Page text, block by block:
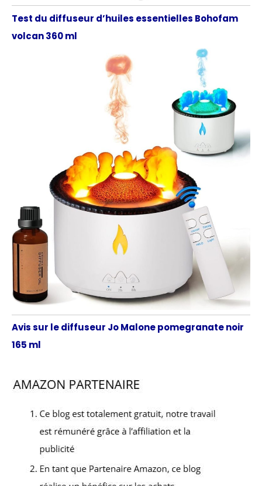
Test du diffuseur d’huiles essentielles Bohofam
volcan 360 ml
Avis sur le diffuseur Jo Malone pomegranate noir
165 ml